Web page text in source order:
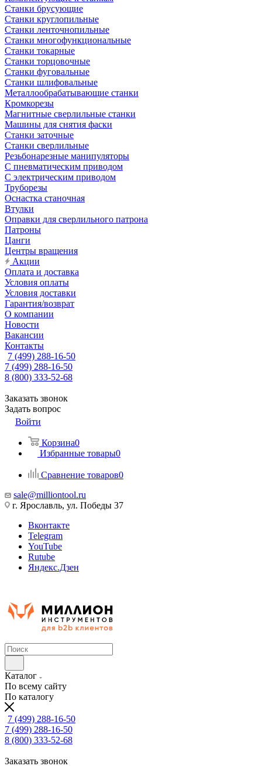
Станки брусующие
Станки круглопильные
Станки ленточнопильные
Станки многофункциональные
Станки токарные
Станки торцовочные
Станки фуговальные
Станки шлифовальные
Металлообрабатывающие станки
Кромкорезы
Магнитные сверлильные станки
Машины для снятия фаски
Станки заточные
Станки сверлильные
Резьбонарезные манипуляторы
С пневматическим приводом
С электрическим приводом
Труборезы
Оснастка станочная
Втулки
Оправки для сверлильного патрона
Патроны
Цанги
Центры вращения
Акции
Оплата и доставка
Условия оплаты
Условия доставки
Гарантия/возврат
О компании
Новости
Вакансии
Контакты
7 (499) 288-16-50
7 (499) 288-16-50
8 (800) 333-52-68
Заказать звонок
Задать вопрос
Войти
Корзина0
Избранные товары0
Сравнение товаров0
sale@milliontool.ru
г. Ярославль, ул. Победы 37
Вконтакте
Telegram
YouTube
Rutube
Яндекс.Дзен
Каталог
По всему сайту
По каталогу
7 (499) 288-16-50
7 (499) 288-16-50
8 (800) 333-52-68
Заказать звонок